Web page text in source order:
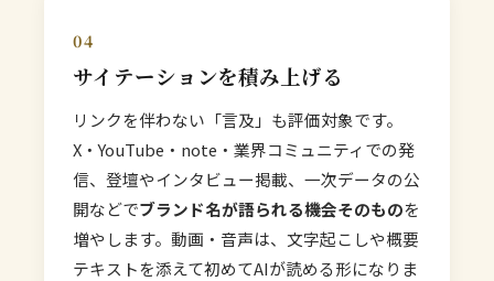
04
サイテーションを積み上げる
リンクを伴わない「言及」も評価対象です。
X・YouTube・note・業界コミュニティでの発
信、登壇やインタビュー掲載、一次データの公
開などでブランド名が語られる機会そのものを
増やします。動画・音声は、文字起こしや概要
テキストを添えて初めてAIが読める形になりま